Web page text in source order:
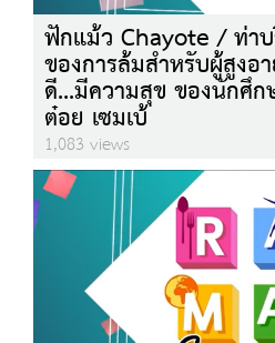
ฟักแม้ว Chayote / ท่าบ
ของการล้มสำหรับผู้สูงอ
ดี...มีความสุข ของนักศึ
ต๋อย เซมเบ้
1,083 views